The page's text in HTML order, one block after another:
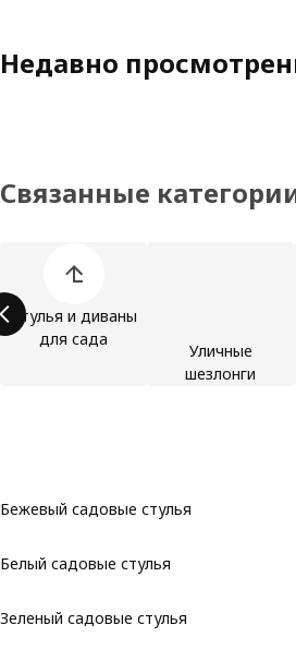
Недавно
Связанные
Стулья и диваны
для сада
Уличные
шезлонги
Бежевый садовые стулья
Белый садовые стулья
Зеленый садовые стулья